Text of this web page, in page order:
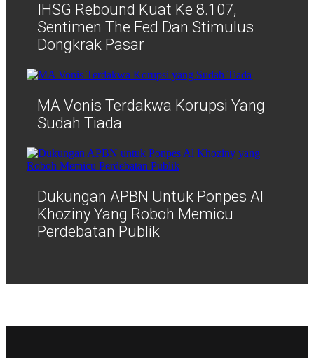
IHSG Rebound Kuat Ke 8.107,
Sentimen The Fed Dan Stimulus
Dongkrak Pasar
MA Vonis Terdakwa Korupsi Yang
Sudah Tiada
Dukungan APBN Untuk Ponpes Al
Khoziny Yang Roboh Memicu
Perdebatan Publik